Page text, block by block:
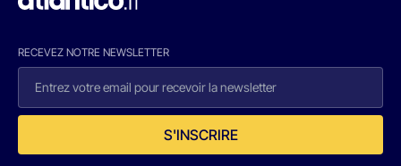
RECEVEZ NOTRE NEWSLETTER
S'INSCRIRE